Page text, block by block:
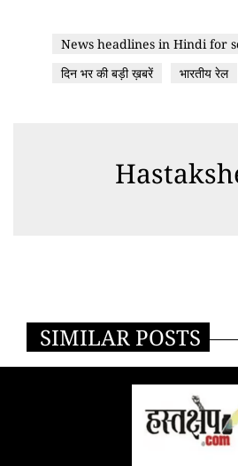
News headlines in Hindi for
दिन भर की बड़ी ख़बरें
भारतीय रेल
SIMILAR POSTS